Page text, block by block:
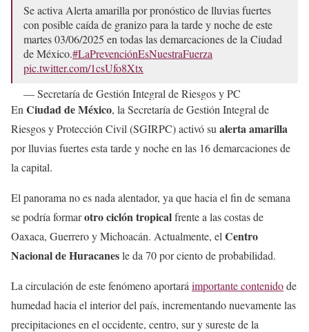
Se activa Alerta amarilla por pronóstico de lluvias fuertes
con posible caída de granizo para la tarde y noche de este
martes 03/06/2025 en todas las demarcaciones de la Ciudad
de México.#LaPrevenciónEsNuestraFuerza
pic.twitter.com/1csUfo8Xtx
— Secretaría de Gestión Integral de Riesgos y PC
(@SGIRPC_CDMX)June 3, 2025
En Ciudad de México, la Secretaría de Gestión Integral de
Riesgos y Protección Civil (SGIRPC) activó su alerta amarilla
por lluvias fuertes esta tarde y noche en las 16 demarcaciones de
la capital.
El panorama no es nada alentador, ya que hacia el fin de semana
se podría formarotro ciclón tropicalfrente a las costas de
Oaxaca, Guerrero y Michoacán. Actualmente, el Centro
Nacional de Huracanesle da 70 por ciento de probabilidad.
La circulación de este fenómeno aportará importante contenidode
humedad hacia el interior del país, incrementando nuevamente las
precipitaciones en el occidente, centro, sur y sureste de la